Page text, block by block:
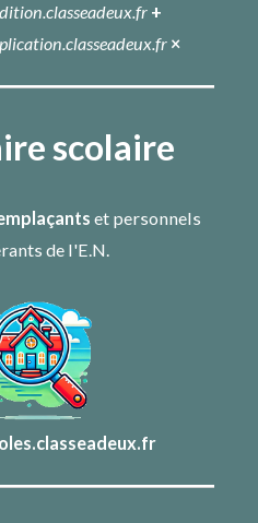
+
×
scolaire
et personnels
de l'E.N.